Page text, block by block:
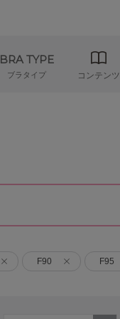
BRA TYPE
ブラタイプ コンテンツ
F90 F95